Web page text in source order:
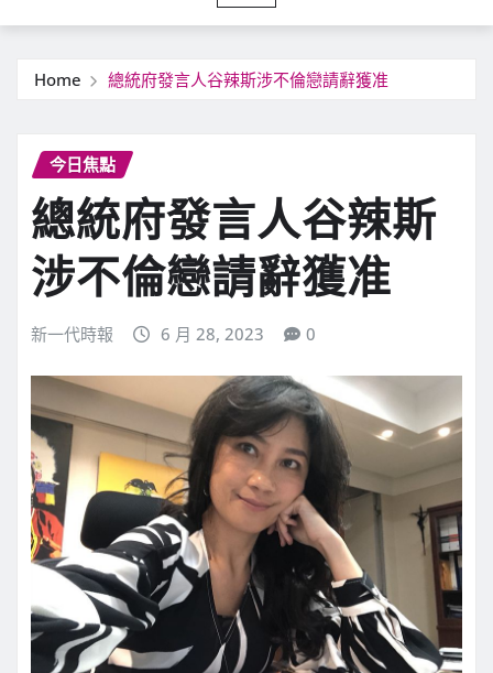
Home 總統府發言人谷辣斯涉不倫戀請辭獲准
今日焦點
總統府發言人谷辣斯
涉不倫戀請辭獲准
新一代時報 6 月 28, 2023 0